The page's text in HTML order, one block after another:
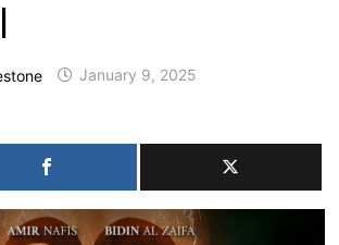
January 9, 2025